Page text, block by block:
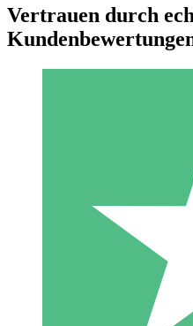
Individuelle
Zahlen Sie nach Bedarf
monatliche
Vertrauen durch